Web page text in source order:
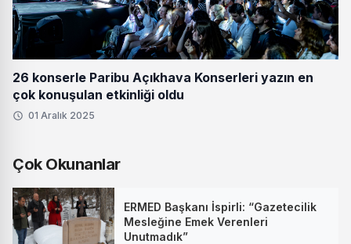
26 konserle Paribu Açıkhava Konserleri yazın en
çok konuşulan etkinliği oldu
01 Aralık 2025
Çok Okunanlar
ERMED Başkanı İspirli: “Gazetecilik
Mesleğine Emek Verenleri
Unutmadık”